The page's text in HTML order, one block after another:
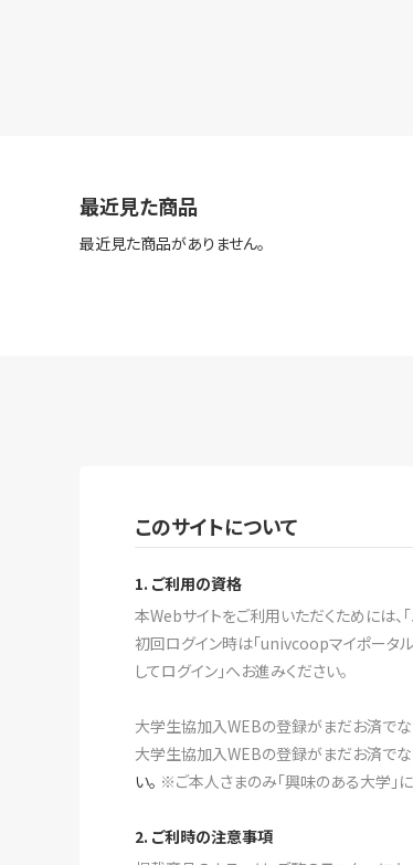
最近見た商品
最近見た商品がありません。
このサイトについて
1. ご利用の資格
本Webサイトをご利用いただくためには、
初回ログイン時は「univcoopマイポータ
してログイン」へお進みください。
大学生協加入WEBの登録がまだお済で
大学生協加入WEBの登録がまだお済でな
い。 ※ご本人さまのみ「興味のある大学」
2. ご利時の注意事項